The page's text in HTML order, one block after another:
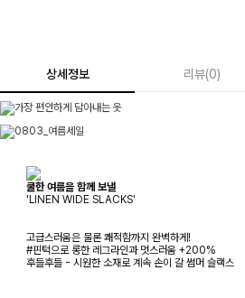
상세정보 리뷰(0)
쿨한 여름을 함께 보낼
'LINEN WIDE SLACKS'
고급스러움은 물론 쾌적함까지 완벽하게!
#핀턱으로 롱한 레그라인과 멋스러움 +200%
후들후들 - 시원한 소재로 계속 손이 갈 썸머 슬랙스